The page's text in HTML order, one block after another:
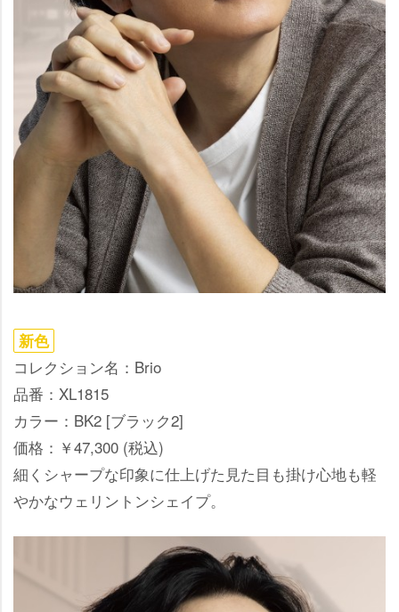
新色
コレクション名：Brio
品番：XL1815
カラー：BK2 [ブラック2]
価格：￥47,300 (税込)
細くシャープな印象に仕上げた見た目も掛け心地も軽
かなウェリントンシェイプ。